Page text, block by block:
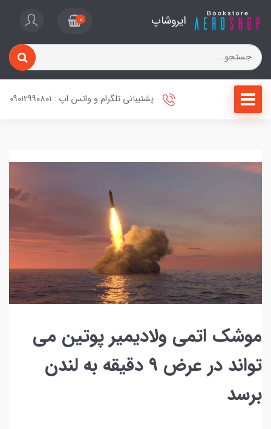
ایروشاپ 0
پشتیبانی تلگرام و واتس اپ : 09012990801
موشک اتمی ولادیمیر پوتین می
تواند در عرض ۹ دقیقه به لندن
برسد